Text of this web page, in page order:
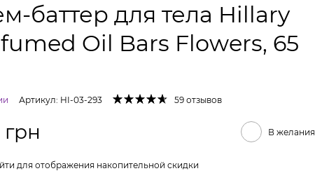
баттер для тела Hillary
Oil Bars Flowers, 65
Артикул: HI-03-293 59 отзывов
В желания
для отображения накопительной скидки